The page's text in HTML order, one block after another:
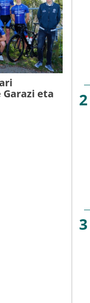
eta
2
3